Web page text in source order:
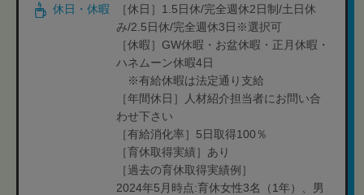
休日・休暇
［休日］1.5日休/完全週休2日制/土日休
み/2.5日休/完全週休3日※選択可
［休暇］GW休暇・お盆休暇・正月休暇・
ハネムーン休暇4日
※有給休暇は法定通り支給
［年間休日］人材紹介担当者にお問い合
わせ下さい
［有給消化率］5日取得100％
［育休取得実績］あり
［過去の育休取得実績例］
2024年5月時点:育休女性3名（1年）、男